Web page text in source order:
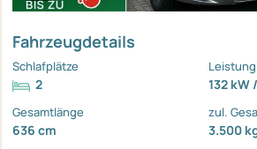
Fahrzeugdetails
Schlafplätze
2
Leistung
132 kW
Gesamtlänge
636 cm
zul.
3.500